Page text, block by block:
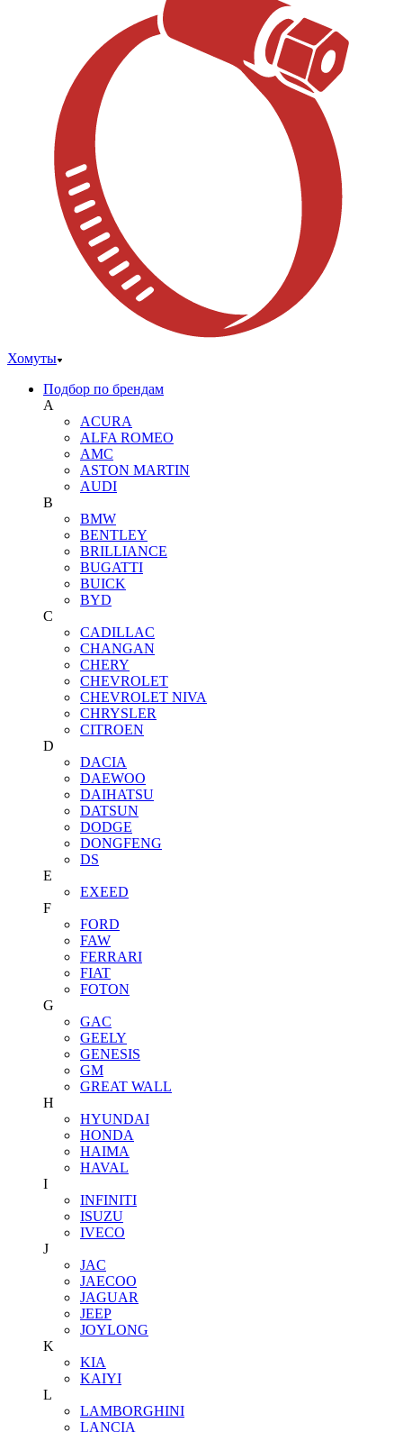
Хомуты
Подбор по брендам
A
ACURA
ALFA ROMEO
AMC
ASTON MARTIN
AUDI
B
BMW
BENTLEY
BRILLIANCE
BUGATTI
BUICK
BYD
C
CADILLAC
CHANGAN
CHERY
CHEVROLET
CHEVROLET NIVA
CHRYSLER
CITROEN
D
DACIA
DAEWOO
DAIHATSU
DATSUN
DODGE
DONGFENG
DS
E
EXEED
F
FORD
FAW
FERRARI
FIAT
FOTON
G
GAC
GEELY
GENESIS
GM
GREAT WALL
H
HYUNDAI
HONDA
HAIMA
HAVAL
I
INFINITI
ISUZU
IVECO
J
JAC
JAECOO
JAGUAR
JEEP
JOYLONG
K
KIA
KAIYI
L
LAMBORGHINI
LANCIA